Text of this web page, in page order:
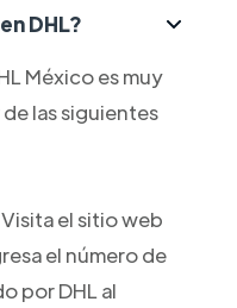
DHL?
México es muy
las siguientes
el sitio web
el número de
por DHL al